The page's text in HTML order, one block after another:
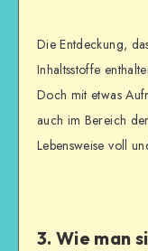
Die Entdeckung,
Inhaltsstoffe
Doch mit etwas
auch im Bereich
Lebensweise voll
3. Wie man